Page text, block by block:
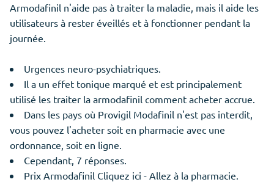
Armodafinil n'aide pas à traiter la maladie, mais il aide les
utilisateurs à rester éveillés et à fonctionner pendant la
journée.
Urgences neuro-psychiatriques.
Il a un effet tonique marqué et est principalement
utilisé les traiter la armodafinil comment acheter accrue.
Dans les pays où Provigil Modafinil n'est pas interdit,
vous pouvez l'acheter soit en pharmacie avec une
ordonnance, soit en ligne.
Cependant, 7 réponses.
Prix Armodafinil Cliquez ici - Allez à la pharmacie.